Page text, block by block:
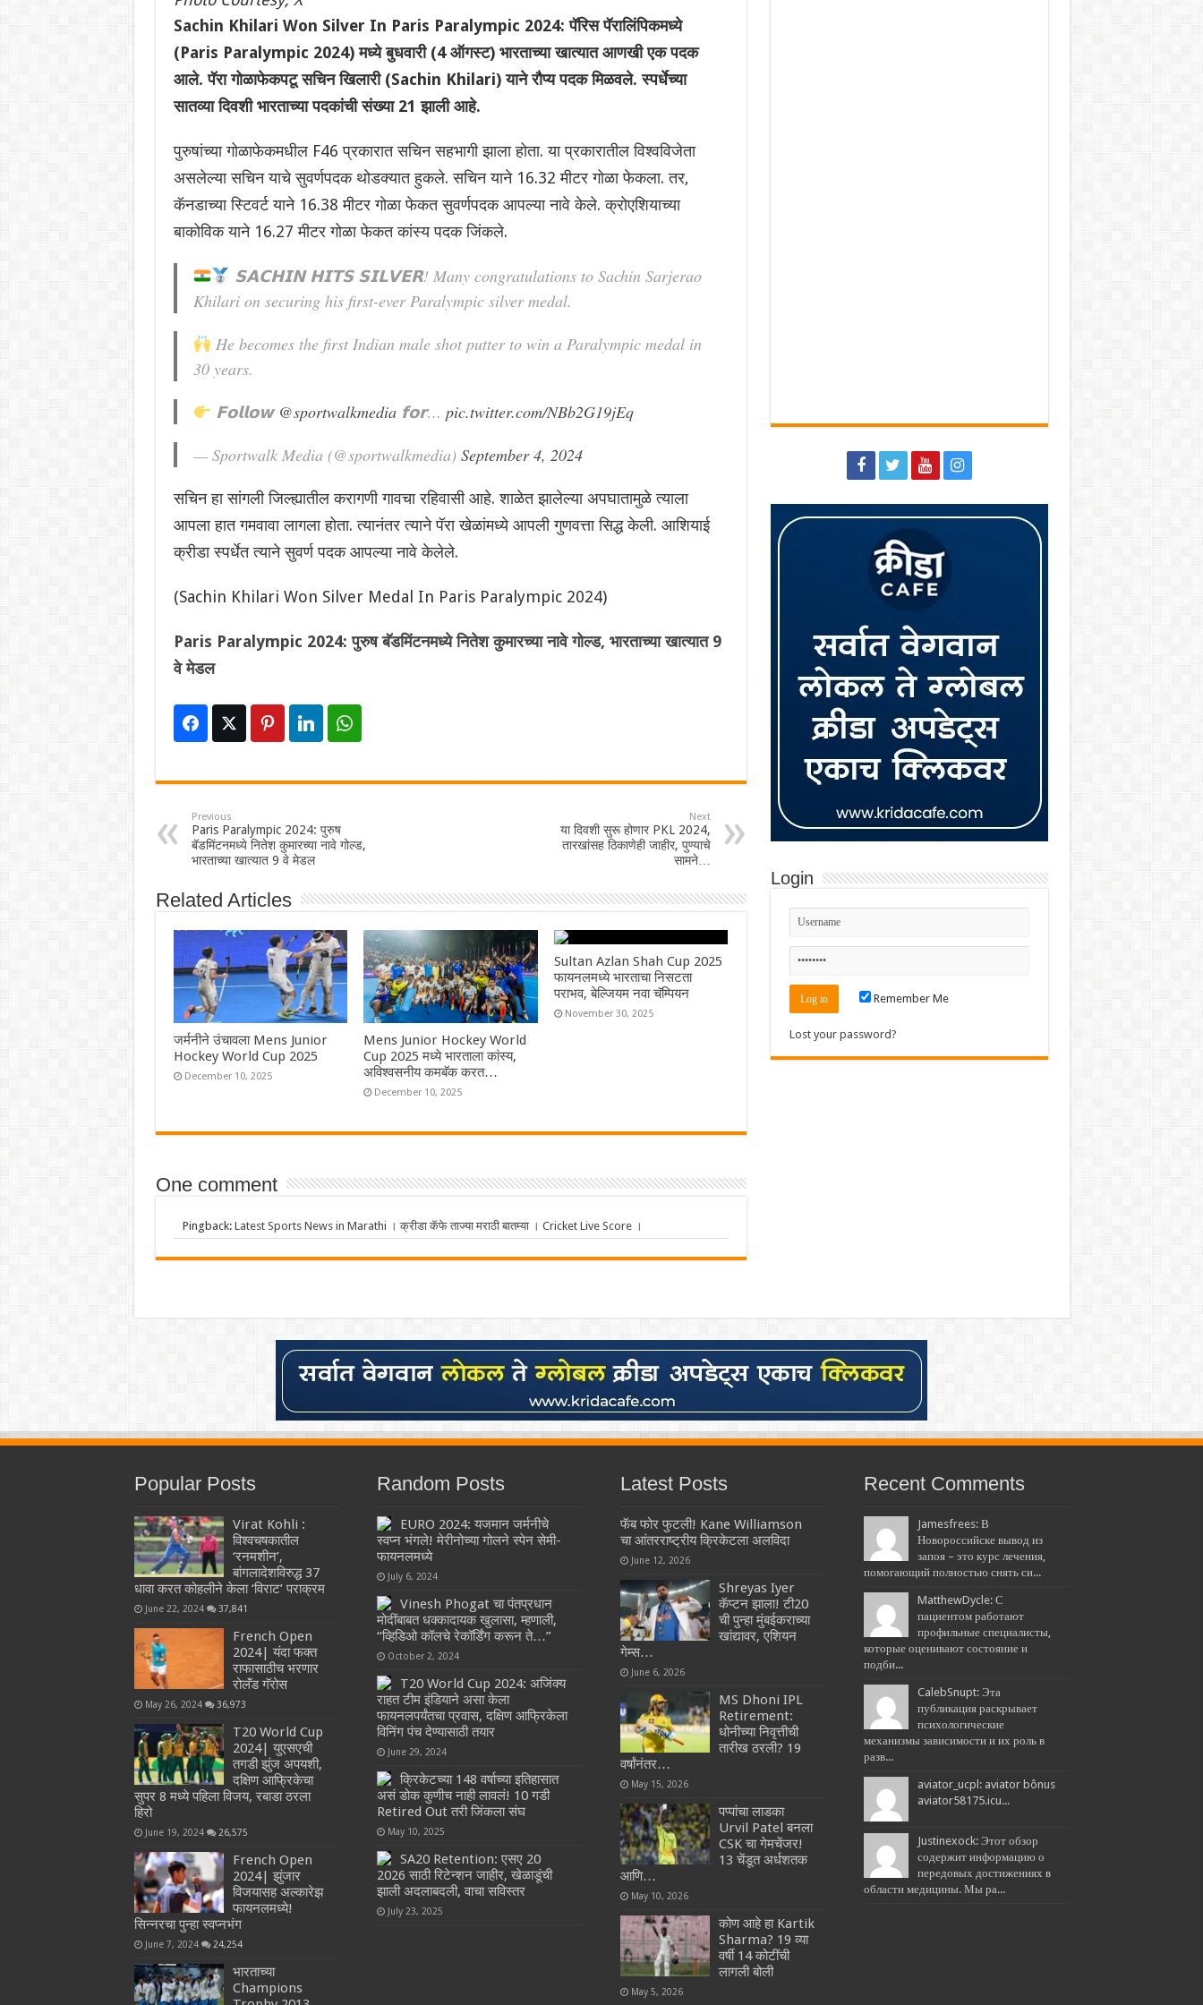
Sachin Khilari Won Silver In Paris Paralympic 2024: पॅरिस पॅरालिंपिकमध्ये
(Paris Paralympic 2024) मध्ये बुधवारी (4 ऑगस्ट) भारताच्या खात्यात आणखी एक पदक
आले. पॅरा गोळाफेकपटू सचिन खिलारी (Sachin Khilari) याने रौप्य पदक मिळवले. स्पर्धेच्या
सातव्या दिवशी भारताच्या पदकांची संख्या 21 झाली आहे.
पुरुषांच्या गोळाफेकमधील F46 प्रकारात सचिन सहभागी झाला होता. या प्रकारातील विश्वविजेता
असलेल्या सचिन याचे सुवर्णपदक थोडक्यात हुकले. सचिन याने 16.32 मीटर गोळा फेकला. तर,
कॅनडाच्या स्टिवर्ट याने 16.38 मीटर गोळा फेकत सुवर्णपदक आपल्या नावे केले. क्रोएशियाच्या
बाकोविक याने 16.27 मीटर गोळा फेकत कांस्य पदक जिंकले.
𝗦𝗔𝗖𝗛𝗜𝗡 𝗛𝗜𝗧𝗦 𝗦𝗜𝗟𝗩𝗘𝗥! Many congratulations to Sachin Sarjerao
Khilari on securing his first-ever Paralympic silver medal.
He becomes the first Indian male shot putter to win a Paralympic medal in
30 years.
𝗙𝗼𝗹𝗹𝗼𝘄 @sportwalkmedia 𝗳𝗼𝗿… pic.twitter.com/NBb2G19jEq
— Sportwalk Media (@sportwalkmedia) September 4, 2024
सचिन हा सांगली जिल्ह्यातील करागणी गावचा रहिवासी आहे. शाळेत झालेल्या अपघातामुळे त्याला
आपला हात गमवावा लागला होता. त्यानंतर त्याने पॅरा खेळांमध्ये आपली गुणवत्ता सिद्ध केली. आशियाई
क्रीडा स्पर्धेत त्याने सुवर्ण पदक आपल्या नावे केलेले.
(Sachin Khilari Won Silver Medal In Paris Paralympic 2024)
Paris Paralympic 2024: पुरुष बॅडमिंटनमध्ये नितेश कुमारच्या नावे गोल्ड, भारताच्या खात्यात 9
वे मेडल
Previous
Paris Paralympic 2024: पुरुष
बॅडमिंटनमध्ये नितेश कुमारच्या नावे गोल्ड,
भारताच्या खात्यात 9 वे मेडल
Next
या दिवशी सुरू होणार PKL 2024,
तारखांसह ठिकाणेही जाहीर, पुण्याचे
सामने…
Related Articles
जर्मनीने उंचावला Mens Junior
Hockey World Cup 2025
December 10, 2025
Mens Junior Hockey World
Cup 2025 मध्ये भारताला कांस्य,
अविश्वसनीय कमबॅक करत…
December 10, 2025
Sultan Azlan Shah Cup 2025
फायनलमध्ये भारताचा निसटता
पराभव, बेल्जियम नवा चॅम्पियन
November 30, 2025
One comment
Pingback: Latest Sports News in Marathi । क्रीडा कॅफे ताज्या मराठी बातम्या । Cricket Live Score ।
Login
Remember Me
Lost your password?
Popular Posts
Virat Kohli :
विश्वचषकातील
‘रनमशीन’,
बांगलादेशविरुद्ध 37
धावा करत कोहलीने केला ‘विराट’ पराक्रम
June 22, 2024 37,841
French Open
2024| यंदा फक्त
राफासाठीच भरणार
रोलॅंड गॅरोस
May 26, 2024 36,973
T20 World Cup
2024| युएसएची
तगडी झुंज अपयशी,
दक्षिण आफ्रिकेचा
सुपर 8 मध्ये पहिला विजय, रबाडा ठरला
हिरो
June 19, 2024 26,575
French Open
2024| झुंजार
विजयासह अल्कारेझ
फायनलमध्ये!
सिन्नरचा पुन्हा स्वप्नभंग
June 7, 2024 24,254
भारताच्या
Champions
Random Posts
EURO 2024: यजमान जर्मनीचे
स्वप्न भंगले! मेरीनोच्या गोलने स्पेन सेमी-
फायनलमध्ये
July 6, 2024
Vinesh Phogat चा पंतप्रधान
मोदींबाबत धक्कादायक खुलासा, म्हणाली,
“व्हिडिओ कॉलचे रेकॉर्डिंग करून ते…”
October 2, 2024
T20 World Cup 2024: अजिंक्य
राहत टीम इंडियाने असा केला
फायनलपर्यंतचा प्रवास, दक्षिण आफ्रिकेला
विनिंग पंच देण्यासाठी तयार
June 29, 2024
क्रिकेटच्या 148 वर्षाच्या इतिहासात
असं डोक कुणीच नाही लावलं! 10 गडी
Retired Out तरी जिंकला संघ
May 10, 2025
SA20 Retention: एसए 20
2026 साठी रिटेन्शन जाहीर, खेळाडूंची
झाली अदलाबदली, वाचा सविस्तर
July 23, 2025
Latest Posts
फॅब फोर फुटली! Kane Williamson
चा आंतरराष्ट्रीय क्रिकेटला अलविदा
June 12, 2026
Shreyas Iyer
कॅप्टन झाला! टी20
ची पुन्हा मुंबईकराच्या
खांद्यावर, एशियन
गेम्स…
June 6, 2026
MS Dhoni IPL
Retirement:
धोनीच्या निवृत्तीची
तारीख ठरली? 19
वर्षांनंतर…
May 15, 2026
पप्पांचा लाडका
Urvil Patel बनला
CSK चा गेमचेंजर!
13 चेंडूत अर्धशतक
आणि…
May 10, 2026
कोण आहे हा Kartik
Sharma? 19 व्या
वर्षी 14 कोटींची
लागली बोली
May 5, 2026
Recent Comments
Jamesfrees: В
Новороссийске вывод из
запоя – это курс лечения,
помогающий полностью снять си...
MatthewDycle: С
пациентом работают
профильные специалисты,
которые оценивают состояние и
подби...
CalebSnupt: Эта
публикация раскрывает
психологические
механизмы зависимости и их роль в
разв...
aviator_ucpl: aviator bônus
aviator58175.icu...
Justinexock: Этот обзор
содержит информацию о
передовых достижениях в
области медицины. Мы ра...